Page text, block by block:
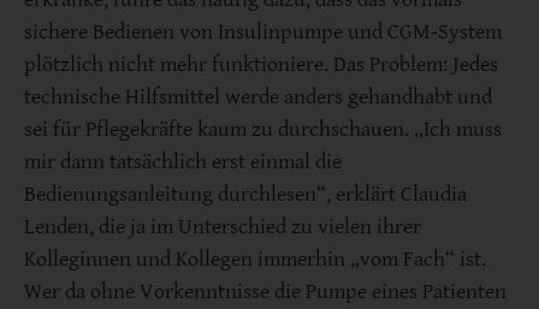
sichere Bedienen von Insulinpumpe und CGM-System
plötzlich nicht mehr funktioniere. Das Problem: Jedes
technische Hilfsmittel werde anders gehandhabt und
sei für Pflegekräfte kaum zu durchschauen. „Ich muss
mir dann tatsächlich erst einmal die
Bedienungsanleitung durchlesen“, erklärt Claudia
Lenden, die ja im Unterschied zu vielen ihrer
Kolleginnen und Kollegen immerhin „vom Fach“ ist.
Wer da ohne Vorkenntnisse die Pumpe eines Patienten